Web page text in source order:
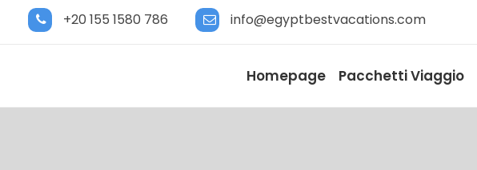
+20 155 1580 786 info@egyptbestvacations.com
Homepage Pacchetti Viaggio